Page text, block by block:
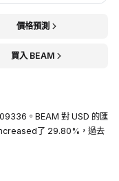
價格預測
買入 BEAM
。BEAM 對 USD 的匯
了 29.80%，過去